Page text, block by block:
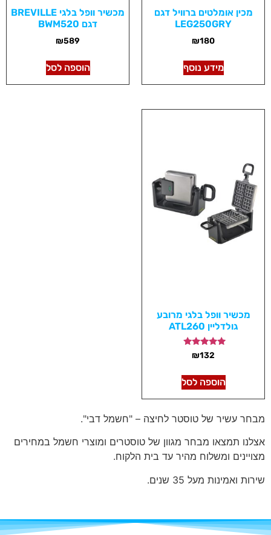
מכין אומלטים ברוויל דגם
LEG250GRY
₪180
מידע נוסף
מכשיר וופל בלגי BREVILLE
דגם BWM520
₪589
הוספה לסל
מכשיר וופל בלגי מרובע
גולדליין ATL260
דורג
5.00
₪132
הוספה לסל
מבחר עשיר של טוסטר לחיצה – "חשמל דבי".
אצלנו תמצאו מבחר מגוון של טוסטרים ומוצרי חשמל במחירים
מצויינים ומשלוח מהיר עד בית הלקוח.
שירות ואמינות מעל 35 שנים.